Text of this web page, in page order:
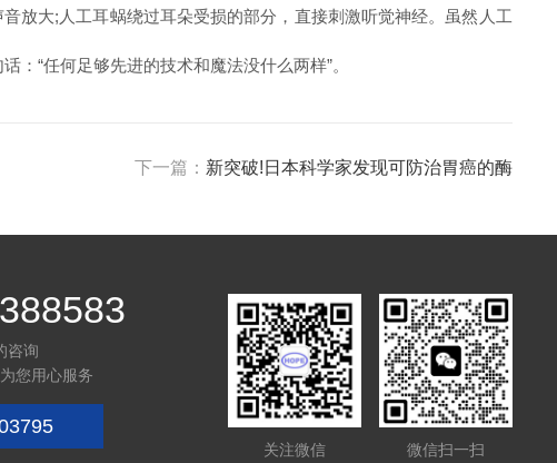
大;人工耳蜗绕过耳朵受损的部分，直接刺激听觉神经。虽然人工
“任何足够先进的技术和魔法没什么两样”。
下一篇： 新突破!日本科学家发现可防治胃癌的酶
咨询
您用心服务
关注微信 微信扫一扫